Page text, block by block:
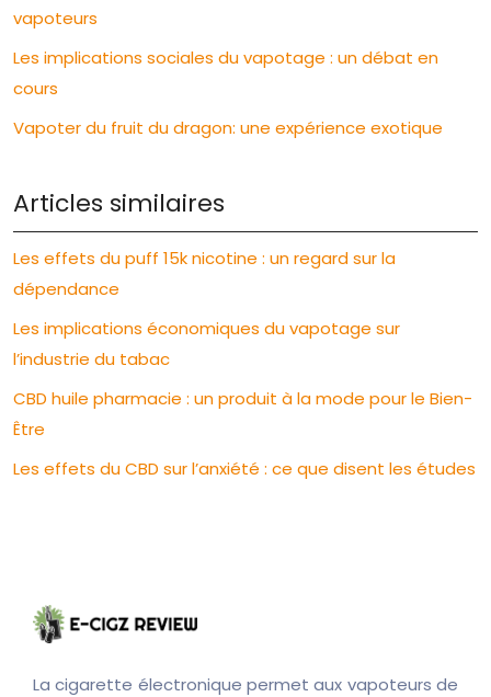
vapoteurs
Les implications sociales du vapotage : un débat en
cours
Vapoter du fruit du dragon: une expérience exotique
Articles similaires
Les effets du puff 15k nicotine : un regard sur la
dépendance
Les implications économiques du vapotage sur
l’industrie du tabac
CBD huile pharmacie : un produit à la mode pour le Bien-
Être
Les effets du CBD sur l’anxiété : ce que disent les études
La cigarette électronique permet aux vapoteurs de